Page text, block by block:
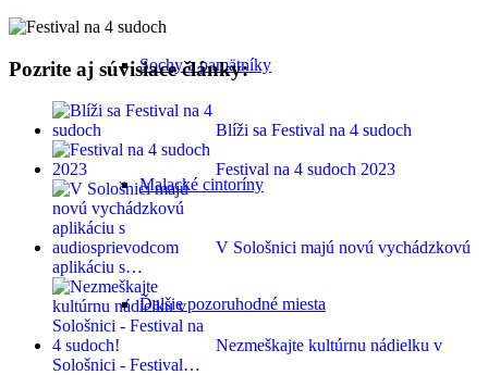
Sochy a pamätníky
Malacké cintoríny
Ďalšie pozoruhodné miesta
Pozrite aj súvisiace články:
Blíži sa Festival na 4 sudoch
Festival na 4 sudoch 2023
V Sološnici majú novú vychádzkovú
aplikáciu s…
Nezmeškajte kultúrnu nádielku v
Sološnici - Festival…